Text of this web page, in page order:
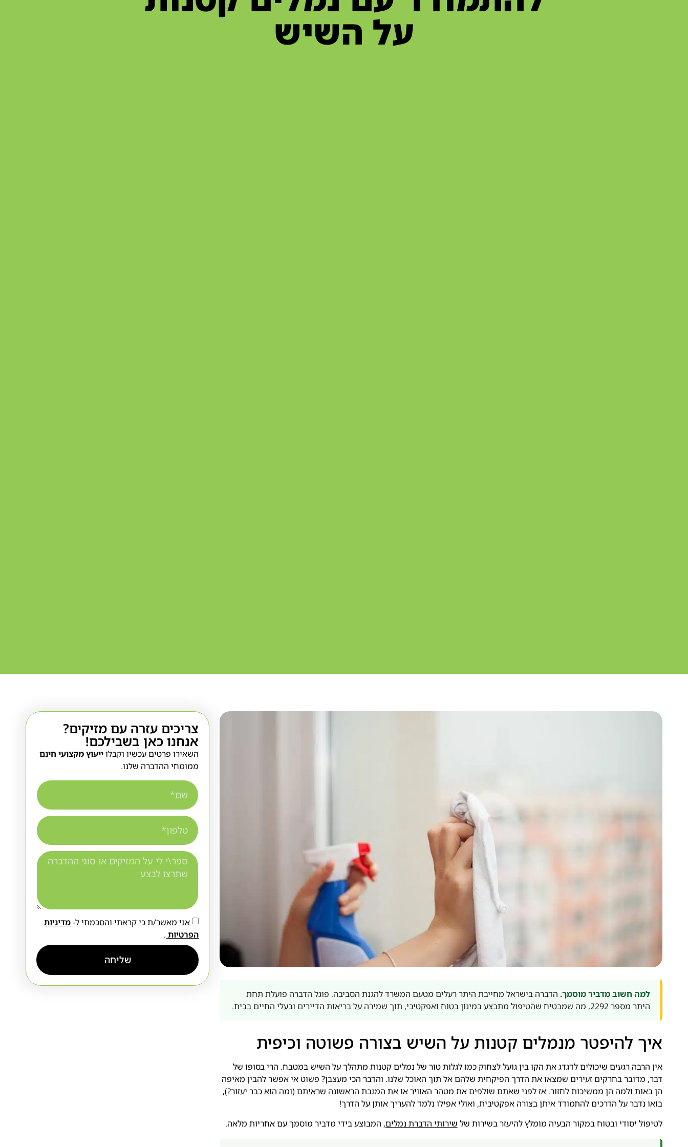
על השיש
למה חשוב מדביר מוסמך. הדברה בישראל מחייבת היתר רעלים מטעם המשרד להגנת הסביבה. פוגל הדברה פועלת תחת
היתר מספר 2292, מה שמבטיח שהטיפול מתבצע במינון בטוח ואפקטיבי, תוך שמירה על בריאות הדיירים ובעלי החיים בבית.
איך להיפטר מנמלים קטנות על השיש בצורה פשוטה וכיפית
אין הרבה רגעים שיכולים לדגדג את הקו בין גועל לצחוק כמו לגלות טור של נמלים קטנות מתהלך על השיש במטבח. הרי בסופו של
דבר, מדובר בחרקים זעירים שמצאו את הדרך הפיקחית שלהם אל תוך האוכל שלנו. והדבר הכי מעצבן? פשוט אי אפשר להבין מאיפה
הן באות ולמה הן ממשיכות לחזור. אז לפני שאתם שולפים את מטהר האוויר או את המגבת הראשונה שראיתם (ומה הוא כבר יעזור?),
בואו נדבר על הדרכים להתמודד איתן בצורה אפקטיבית, ואולי אפילו נלמד להעריך אותן על הדרך!
לטיפול יסודי ובטוח במקור הבעיה מומלץ להיעזר בשירות של שירותי הדברת נמלים, המבוצע בידי מדביר מוסמך עם אחריות מלאה.
צריכים עזרה עם מזיקים?
אנחנו כאן בשבילכם!
השאירו פרטים עכשיו וקבלוייעוץ מקצועי חינם
ממומחי ההדברה שלנו.
אני מאשר/ת כי קראתי והסכמתי ל-מדיניות
הפרטיות .
שליחה